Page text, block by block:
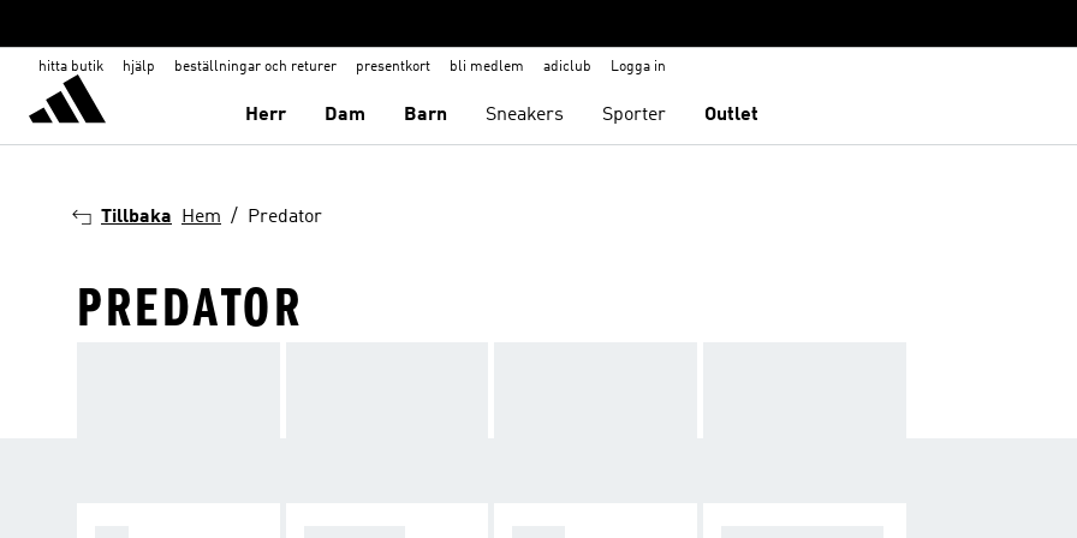
hitta butik hjälp beställningar och returer presentkort bli medlem adiclub Logga in
Herr Dam Barn Sneakers Sporter Outlet
Tillbaka Hem Predator
PREDATOR